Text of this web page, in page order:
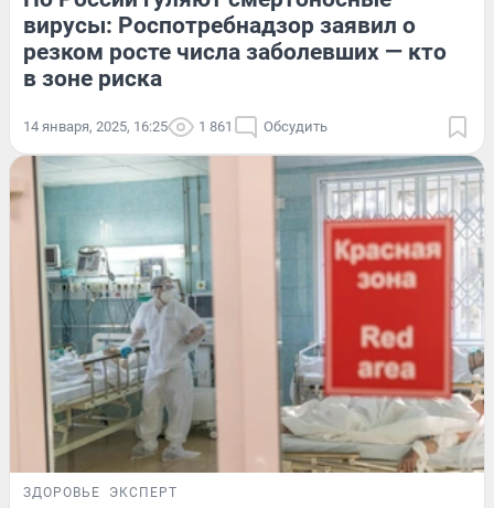
вирусы: Роспотребнадзор заявил о
резком росте числа заболевших — кто
в зоне риска
14 января, 2025, 16:25 1 861 Обсудить
ЗДОРОВЬЕ ЭКСПЕРТ